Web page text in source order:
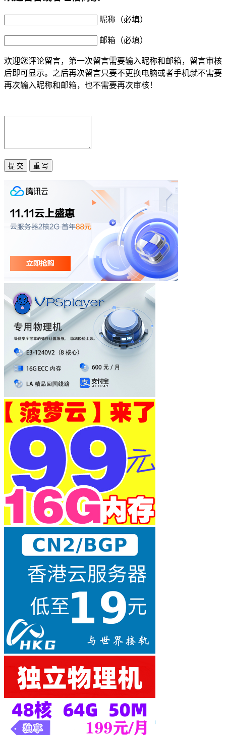
昵称（必填）
邮箱（必填）
欢迎您评论留言，第一次留言需要输入昵称和邮箱，留言审核
后即可显示。之后再次留言只要不更换电脑或者手机就不需要
再次输入昵称和邮箱，也不需要再次审核！